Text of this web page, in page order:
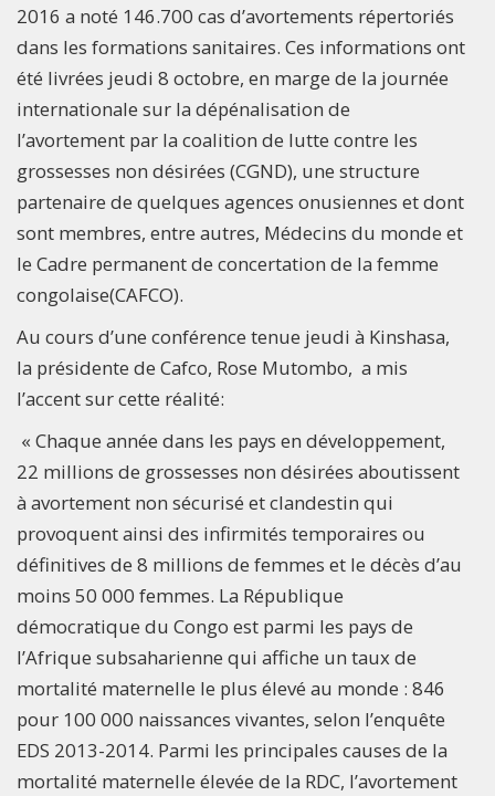
2016 a noté 146.700 cas d’avortements répertoriés
dans les formations sanitaires. Ces informations ont
été livrées jeudi 8 octobre, en marge de la journée
internationale sur la dépénalisation de
l’avortement par la coalition de lutte contre les
grossesses non désirées (CGND), une structure
partenaire de quelques agences onusiennes et dont
sont membres, entre autres, Médecins du monde et
le Cadre permanent de concertation de la femme
congolaise(CAFCO).
Au cours d’une conférence tenue jeudi à Kinshasa,
la présidente de Cafco, Rose Mutombo, a mis
l’accent sur cette réalité:
« Chaque année dans les pays en développement,
22 millions de grossesses non désirées aboutissent
à avortement non sécurisé et clandestin qui
provoquent ainsi des infirmités temporaires ou
définitives de 8 millions de femmes et le décès d’au
moins 50 000 femmes. La République
démocratique du Congo est parmi les pays de
l’Afrique subsaharienne qui affiche un taux de
mortalité maternelle le plus élevé au monde : 846
pour 100 000 naissances vivantes, selon l’enquête
EDS 2013-2014. Parmi les principales causes de la
mortalité maternelle élevée de la RDC, l’avortement